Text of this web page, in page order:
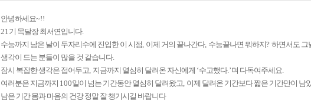
안녕하세요~!!
21기 목달장 최서연입니다.
수능까지 남은 날이 두자리수에 진입한 이 시점, 이제 거의 끝나간다, 수능끝나면 뭐하지? 하면서도 그
생각이 드는 분들이 많을 것 같습니다.
잠시 복잡한 생각은 접어두고, 지금까지 열심히 달려온 자신에게 ‘수고했다.’며 다독여주세요.
여러분은 지금까지 100일이 넘는 기간동안 열심히 달려왔고, 이제 달려온 기간보다 짧은 기간만이 남
남은 기간 몸과 마음의 건강 정말 잘 챙기시길 바랍니다